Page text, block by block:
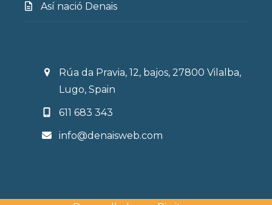
Así nació Denais
Rúa da Pravia, 12, bajos, 27800 Vilalba,
Lugo, Spain
611 683 343
info@denaisweb.com